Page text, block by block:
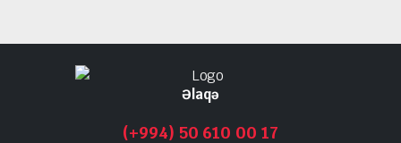
Əlaqə
(+994) 50 610 00 17